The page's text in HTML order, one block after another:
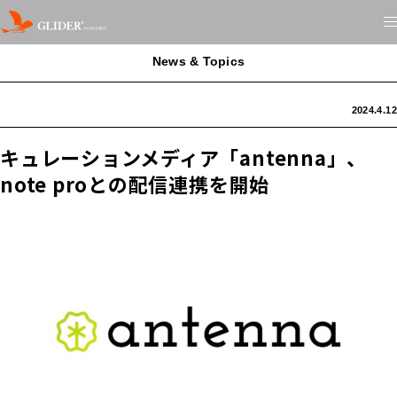
News & Topics
2024.4.12
キュレーションメディア「antenna」、
note proとの配信連携を開始